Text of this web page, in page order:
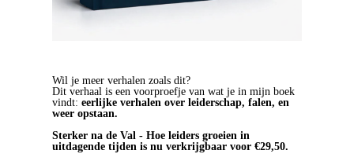
Wil je meer verhalen zoals dit?
Dit verhaal is een voorproefje van wat je in mijn boek
vindt: eerlijke verhalen over leiderschap, falen, en
weer opstaan.
Sterker na de Val - Hoe leiders groeien in
uitdagende tijden is nu verkrijgbaar voor €29,50.